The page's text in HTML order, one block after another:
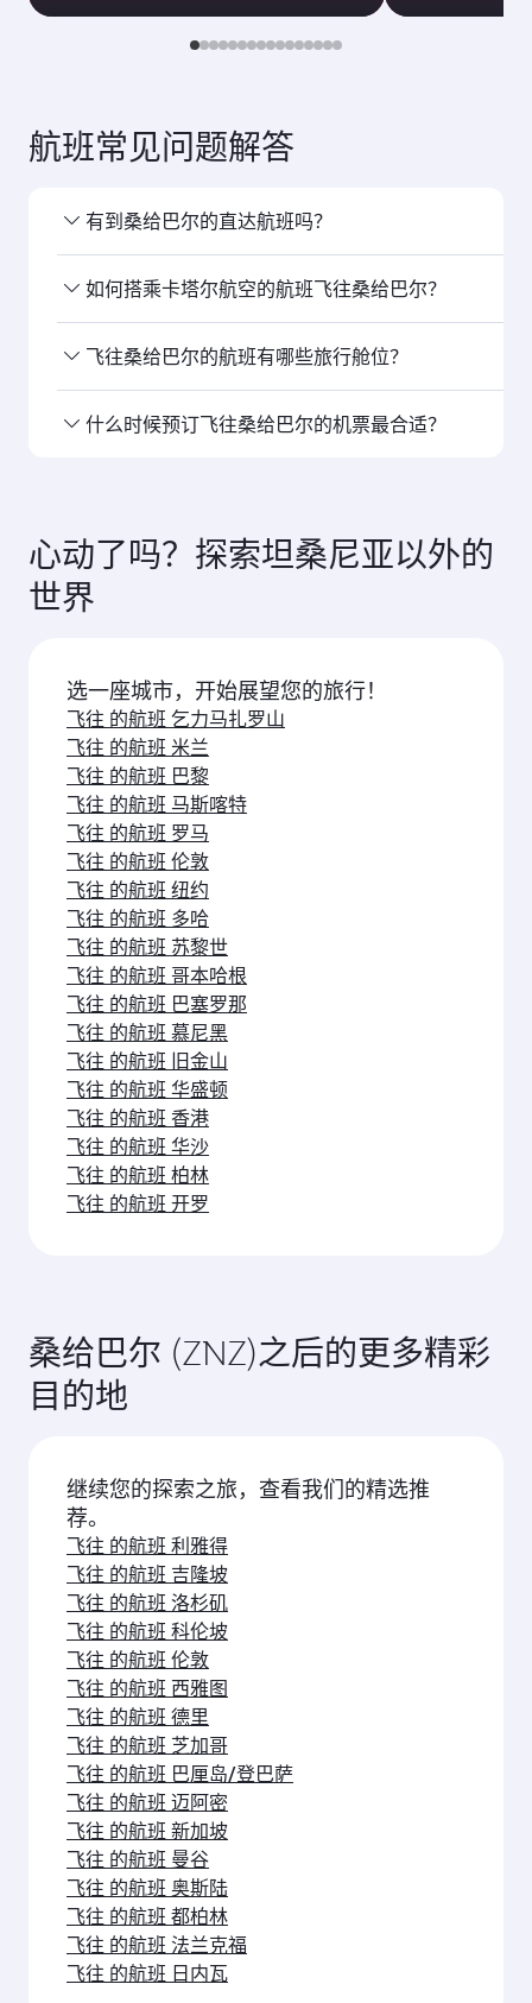
航班常见问题解答
有到桑给巴尔的直达航班吗？
是的，卡塔尔 航空运营直飞桑给巴尔的航班。 您可
如何搭乘卡塔尔航空的航班飞往桑给巴尔？
您可以 搭乘卡塔尔航空直飞桑给巴尔。我们经由多
飞往桑给巴尔的航班有哪些旅行舱位？
旅行舱位 的提供取决于航线和运营航班的航空公
供 的舱位可能有所不同。请在预订时查看 航班详
情。
什么时候预订飞往桑给巴尔的机票最合适？
求、 航线热度以及舱位供应情况。
心动了吗？探索坦桑尼亚以外的
世界
选一座城市，开始展望您的旅行！
飞往 的航班 乞力马扎罗山
飞往 的航班 米兰
飞往 的航班 巴黎
飞往 的航班 马斯喀特
飞往 的航班 罗马
飞往 的航班 伦敦
飞往 的航班 纽约
飞往 的航班 多哈
飞往 的航班 苏黎世
飞往 的航班 哥本哈根
飞往 的航班 巴塞罗那
飞往 的航班 慕尼黑
飞往 的航班 旧金山
飞往 的航班 华盛顿
飞往 的航班 香港
飞往 的航班 华沙
飞往 的航班 柏林
飞往 的航班 开罗
桑给巴尔 (ZNZ)之后的更多精彩
目的地
继续您的探索之旅，查看我们的精选推
荐。
飞往 的航班 利雅得
飞往 的航班 吉隆坡
飞往 的航班 洛杉矶
飞往 的航班 科伦坡
飞往 的航班 伦敦
飞往 的航班 西雅图
飞往 的航班 德里
飞往 的航班 芝加哥
飞往 的航班 巴厘岛/登巴萨
飞往 的航班 迈阿密
飞往 的航班 新加坡
飞往 的航班 曼谷
飞往 的航班 奥斯陆
飞往 的航班 都柏林
飞往 的航班 法兰克福
飞往 的航班 日内瓦